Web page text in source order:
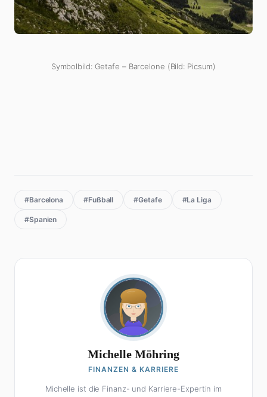
Symbolbild: Getafe – Barcelone (Bild: Picsum)
#Barcelona #Fußball #Getafe #La Liga
#Spanien
Michelle Möhring
FINANZEN & KARRIERE
Michelle ist die Finanz- und Karriere-Expertin im